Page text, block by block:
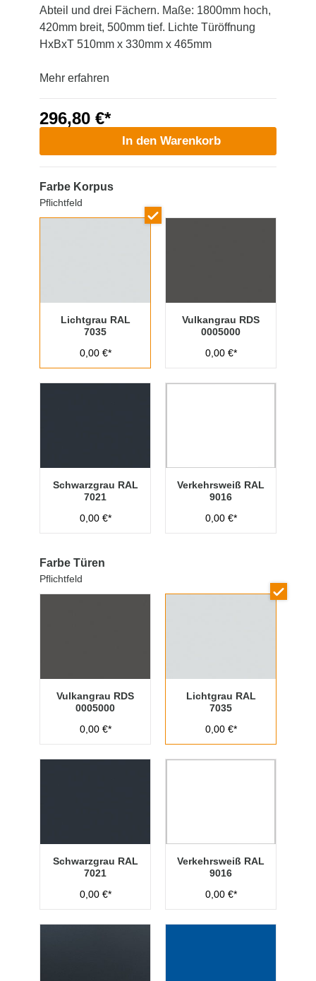
Abteil und drei Fächern. Maße: 1800mm hoch,
420mm breit, 500mm tief. Lichte Türöffnung
HxBxT 510mm x 330mm x 465mm
Mehr erfahren
296,80 €*
In den Warenkorb
Farbe Korpus
Pflichtfeld
Lichtgrau RAL
7035
0,00 €*
Vulkangrau RDS
0005000
0,00 €*
Schwarzgrau RAL
7021
0,00 €*
Verkehrsweiß RAL
9016
0,00 €*
Farbe Türen
Pflichtfeld
Vulkangrau RDS
0005000
0,00 €*
Lichtgrau RAL
7035
0,00 €*
Schwarzgrau RAL
7021
0,00 €*
Verkehrsweiß RAL
9016
0,00 €*